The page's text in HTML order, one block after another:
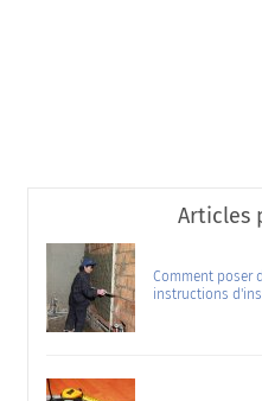
Articles
Comment poser
instructions